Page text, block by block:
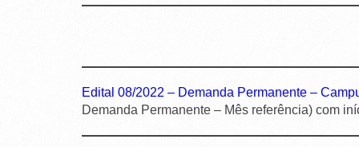
Edital 08/2022 – Demanda Permanente –
Demanda Permanente – Mês referência) com